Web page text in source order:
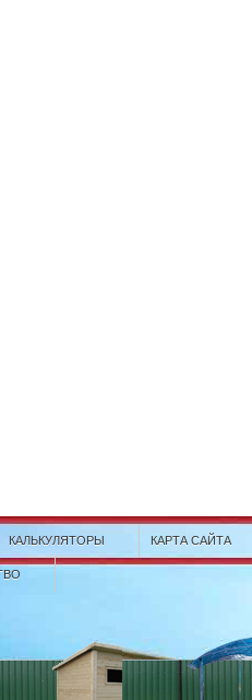
КАЛЬКУЛЯТОРЫ КАРТА САЙТА